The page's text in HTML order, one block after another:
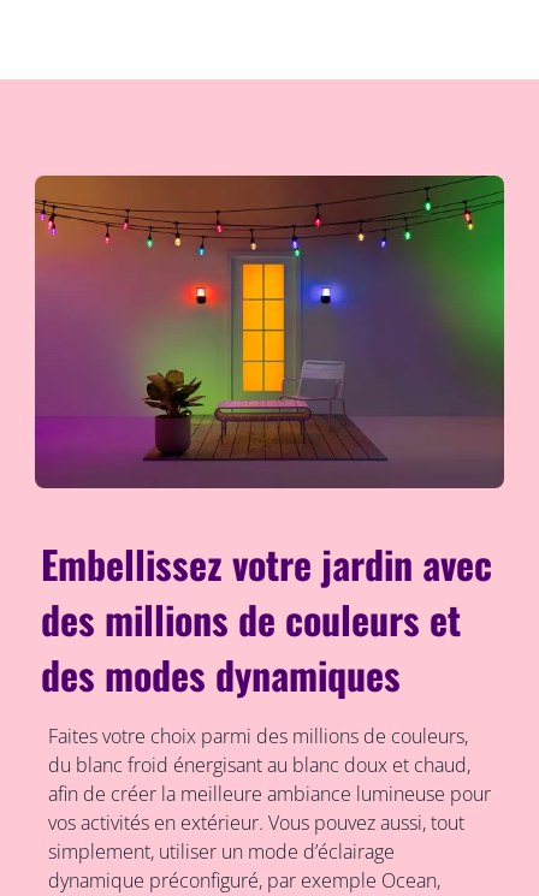
Embellissez votre jardin avec
des millions de couleurs et
des modes dynamiques
Faites votre choix parmi des millions de couleurs,
du blanc froid énergisant au blanc doux et chaud,
afin de créer la meilleure ambiance lumineuse pour
vos activités en extérieur. Vous pouvez aussi, tout
simplement, utiliser un mode d’éclairage
dynamique préconfiguré, par exemple Ocean,